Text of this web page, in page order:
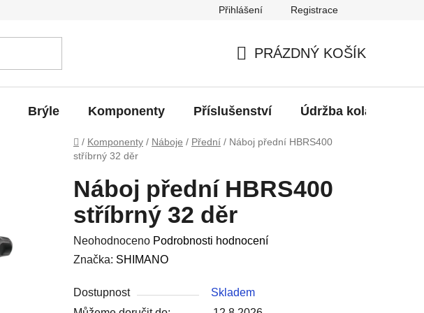
Přihlášení Registrace
KOŠÍK
PRÁZDNÝ KOŠÍK
Brýle Komponenty Příslušenství Údržba kola
Domů
/ Komponenty / Náboje / Přední / Náboj přední HBRS400
stříbrný 32 děr
Náboj přední HBRS400
stříbrný 32 děr
Průměrné
hodnocení
je
Neohodnoceno Podrobnosti hodnocení
Značka: SHIMANO
Dostupnost
Skladem